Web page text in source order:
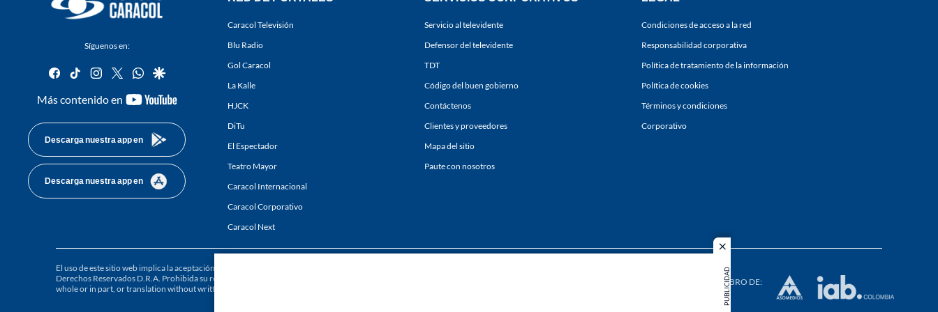
close
PUBLICIDAD
Síguenos en:
facebook
tiktok instagram
twitterwhatsapp
google
Más contenido en
youtube-
Descarga nuestra app en
Descarga nuestra app en
Caracol Televisión
Blu Radio
Gol Caracol
La Kalle
HJCK
DiTu
El Espectador
Teatro Mayor
Caracol Internacional
Caracol Corporativo
Caracol Next
Servicio al televidente
Defensor del televidente
TDT
Código del buen gobierno
Contáctenos
Clientes y proveedores
Mapa del sitio
Paute con nosotros
Condiciones de acceso a la red
Responsabilidad corporativa
Política de tratamiento de la información
Política de cookies
Términos y condiciones
Corporativo
El uso de este sitio web implica la aceptación de los
Derechos Reservados D.R.A. Prohibida su reproducción total o parcial, así como su traducción a cualquier idioma sin autorización escrita de su titular. Reproduction in
whole or in part, or translation without written permission is prohibited. All rights reserved 2025.
MIEMBRO DE: